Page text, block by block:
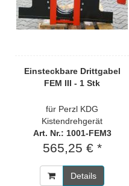
Einsteckbare Drittgabel
FEM III - 1 Stk
für Perzl KDG
Kistendrehgerät
Art. Nr.: 1001-FEM3
565,25 € *
Details